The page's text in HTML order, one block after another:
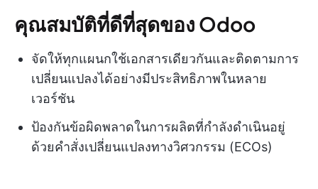
คุณสมบัติที่ดีที่สุดของ Odoo
จัดให้ทุกแผนกใช้เอกสารเดียวกันและติดตามการ
เปลี่ยนแปลงได้อย่างมีประสิทธิภาพในหลาย
เวอร์ชัน
ป้องกันข้อผิดพลาดในการผลิตที่กำลังดำเนินอยู่
ด้วยคำสั่งเปลี่ยนแปลงทางวิศวกรรม (ECOs)